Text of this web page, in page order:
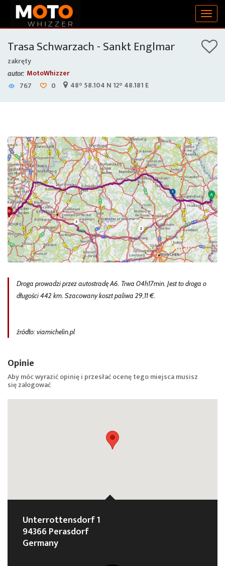
Trasa Schwarzach - Sankt Englmar
zakręty
autor: MotoWhizzer
767
0 48° 58.104 N 12° 48.181 E
Droga prowadzi przez autostradę A6. Trwa 04h17min. Jest to droga o
długości 442 km. Szacowany koszt paliwa 29,11 €.
źródło: viamichelin.pl
Opinie
Aby móc wyrazić opinię i przesłać ocenę tego miejsca musisz
sięzalogować
Unterrottensdorf 1
94366 Perasdorf
Germany